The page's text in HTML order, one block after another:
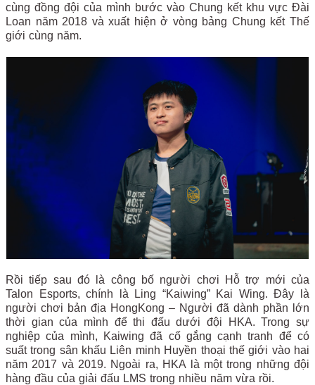
cùng đồng đội của mình bước vào Chung kết khu vực Đài
Loan năm 2018 và xuất hiện ở vòng bảng Chung kết Thế
giới cùng năm.
Rồi tiếp sau đó là công bố người chơi Hỗ trợ mới của
Talon Esports, chính là Ling “Kaiwing” Kai Wing. Đây là
người chơi bản địa HongKong – Người đã dành phần lớn
thời gian của mình để thi đấu dưới đội HKA. Trong sự
nghiệp của mình, Kaiwing đã cố gắng cạnh tranh để có
suất trong sân khấu Liên minh Huyền thoại thế giới vào hai
năm 2017 và 2019. Ngoài ra, HKA là một trong những đội
hàng đầu của giải đấu LMS trong nhiều năm vừa rồi.